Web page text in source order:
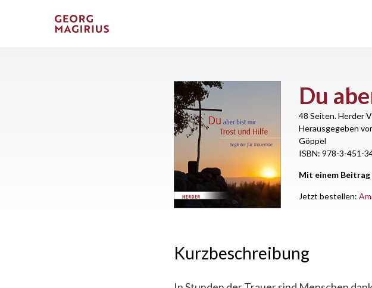
Du
48 Seiten.Herder
Herausgegeben
Göppel
ISBN: 978-3-451-
Mit einem Beitrag
Jetzt bestellen:
Kurzbeschreibung